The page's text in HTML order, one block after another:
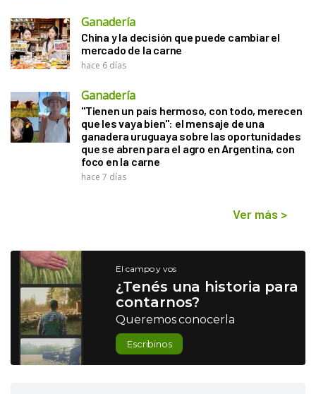
Ganadería
China y la decisión que puede cambiar el
mercado de la carne
hace 6 días
Ganadería
"Tienen un país hermoso, con todo, merecen
que les vaya bien": el mensaje de una
ganadera uruguaya sobre las oportunidades
que se abren para el agro en Argentina, con
foco en la carne
hace 7 días
Ver más >
El campo y vos
¿Tenés una historia para
contarnos?
Queremos conocerla
Escribinos